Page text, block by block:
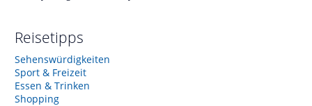
Reisetipps
Sehenswürdigkeiten
Sport & Freizeit
Essen & Trinken
Shopping